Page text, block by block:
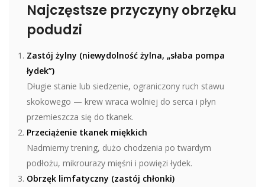
Najczęstsze przyczyny obrzęku
podudzi
Zastój żylny (niewydolność żylna, „słaba pompa
łydek”)
Długie stanie lub siedzenie, ograniczony ruch stawu
skokowego — krew wraca wolniej do serca i płyn
przemieszcza się do tkanek.
Przeciążenie tkanek miękkich
Nadmierny trening, dużo chodzenia po twardym
podłożu, mikrourazy mięśni i powięzi łydek.
Obrzęk limfatyczny (zastój chłonki)